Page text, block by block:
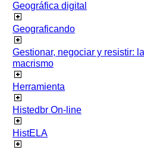
Geográfica digital
Geograficando
Gestionar, negociar y resistir:
macrismo
Herramienta
Histedbr On-line
HistELA